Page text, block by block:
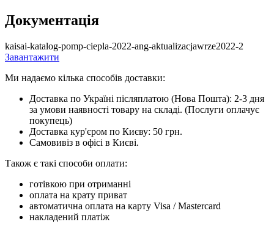
Документація
kaisai-katalog-pomp-ciepla-2022-ang-aktualizacjawrze2022-2
Завантажити
Ми надаємо кілька способів доставки:
Доставка по Україні післяплатою (Нова Пошта): 2-3 дня
за умови наявності товару на складі. (Послуги оплачує
покупець)
Доставка кур'єром по Києву: 50 грн.
Самовивіз в офісі в Києві.
Також є такі способи оплати:
готівкою при отриманні
оплата на крату приват
автоматична оплата на карту Visa / Mastercard
накладений платіж